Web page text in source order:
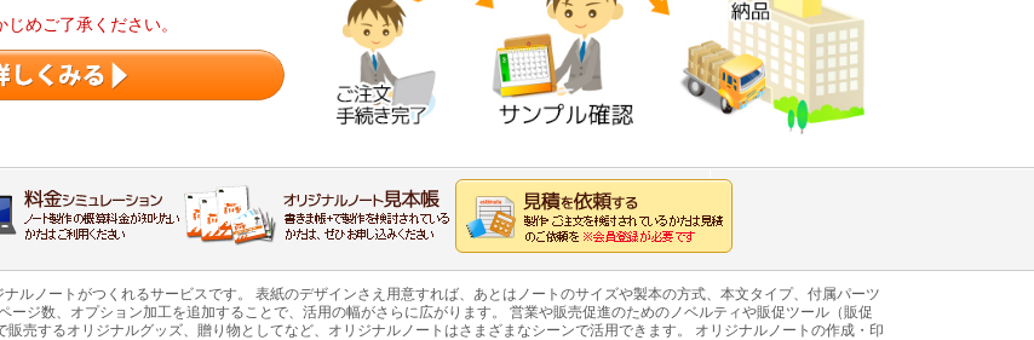
めご了承ください。
ルノートがつくれるサービスです。 表紙のデザインさえ用意すれば、あとはノートのサイズや製本の方式、本文タイプ、付属パーツ
ジ数、オプション加工を追加することで、活用の幅がさらに広がります。 営業や販売促進のためのノベルティや販促ツール（販促
売するオリジナルグッズ、贈り物としてなど、オリジナルノートはさまざまなシーンで活用できます。 オリジナルノートの作成・印